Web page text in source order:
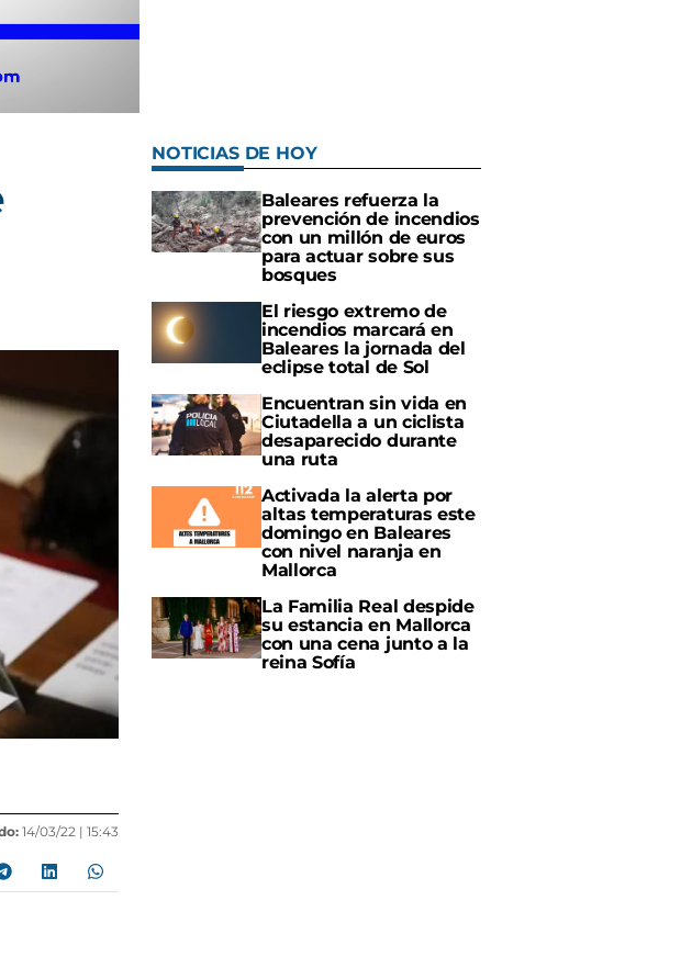
14/03/22 | 15:43
NOTICIAS DE HOY
Baleares refuerza la
prevención de incendios
con un millón de euros
para actuar sobre sus
bosques
El riesgo extremo de
incendios marcará en
Baleares la jornada del
eclipse total de Sol
Encuentran sin vida en
Ciutadella a un ciclista
desaparecido durante
una ruta
Activada la alerta por
altas temperaturas este
domingo en Baleares
con nivel naranja en
Mallorca
La Familia Real despide
su estancia en Mallorca
con una cena junto a la
reina Sofía